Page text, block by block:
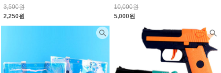
3,500원
2,250원
10,000원
5,000원